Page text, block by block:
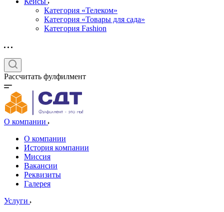
Категория «Телеком»
Категория «Товары для сада»
Категория Fashion
Рассчитать фулфилмент
О компании
О компании
История компании
Миссия
Вакансии
Реквизиты
Галерея
Услуги